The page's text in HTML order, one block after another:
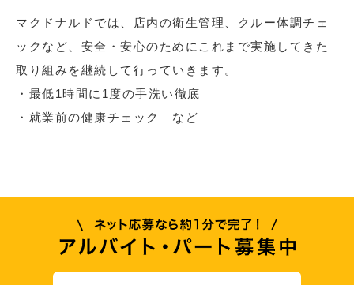
マクドナルドでは、店内の衛生管理、クルー体調チェ
ックなど、安全・安心のためにこれまで実施してきた
取り組みを継続して行っていきます。
・最低1時間に1度の手洗い徹底
・就業前の健康チェック など